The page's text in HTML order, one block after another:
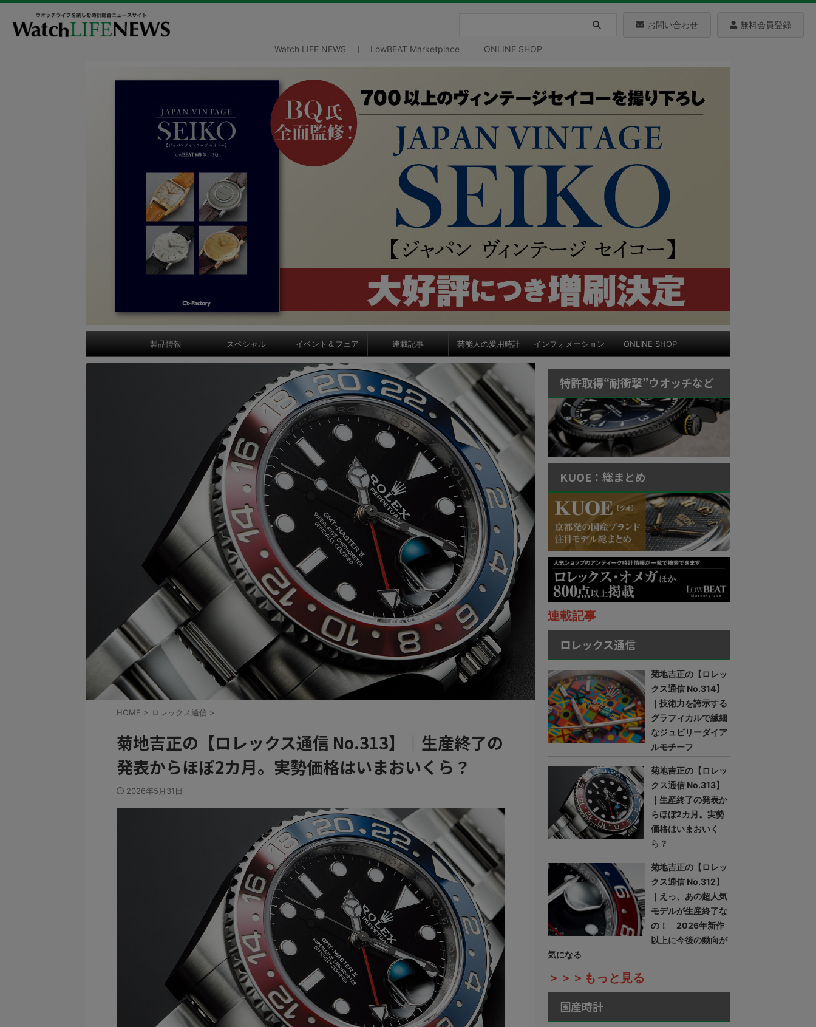
お問い合わせ 無料会員登録
Watch LIFE NEWS LowBEAT Marketplace ONLINE SHOP
製品情報 スペシャル イベント＆フェア 連載記事 芸能人の愛用時計 インフォメーション ONLINE SHOP
HOME > ロレックス通信 >
菊地吉正の【ロレックス通信 No.313】｜生産終了の
発表からほぼ2カ月。実勢価格はいまおいくら？
2026年5月31日
特許取得“耐衝撃”ウオッチなど
KUOE：総まとめ
連載記事
ロレックス通信
菊地吉正の【ロレッ
クス通信 No.314】
｜技術力を誇示する
グラフィカルで繊細
なジュビリーダイア
ルモチーフ
菊地吉正の【ロレッ
クス通信 No.313】
｜生産終了の発表か
らほぼ2カ月。実勢
価格はいまおいく
ら？
菊地吉正の【ロレッ
クス通信 No.312】
｜えっ、あの超人気
モデルが生産終了な
の！ 2026年新作
以上に今後の動向が
気になる
＞＞＞もっと見る
国産時計